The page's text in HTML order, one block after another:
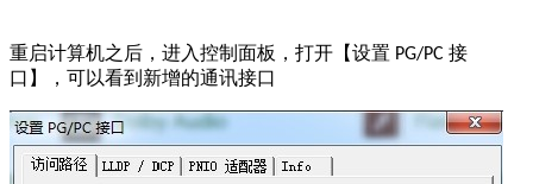
重启计算机之后，进入控制面板，打开【设置 PG/PC 接
口】，可以看到新增的通讯接口